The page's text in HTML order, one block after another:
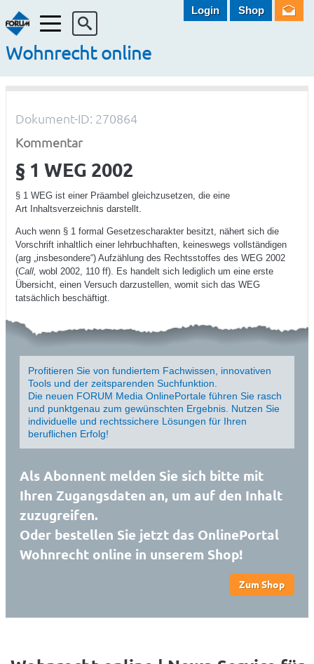
Menü
Wohnrecht online
Login Shop
Dokument-ID: 270864
Kommentar
§ 1 WEG 2002
§ 1 WEG ist einer Präambel gleichzusetzen, die eine
Art Inhaltsverzeichnis darstellt.
Auch wenn § 1 formal Gesetzescharakter besitzt, nähert sich die
Vorschrift inhaltlich einer lehrbuchhaften, keineswegs vollständigen
(arg „insbesondere“) Aufzählung des Rechtsstoffes des WEG 2002
(Call, wobl 2002, 110 ff). Es handelt sich lediglich um eine erste
Übersicht, einen Versuch darzustellen, womit sich das WEG
tatsächlich beschäftigt.
Profitieren Sie von fundiertem Fachwissen, innovativen
Tools und der zeitsparenden Suchfunktion.
Die neuen FORUM Media OnlinePortale führen Sie rasch
und punktgenau zum gewünschten Ergebnis. Nutzen Sie
individuelle und rechtssichere Lösungen für Ihren
beruflichen Erfolg!
Als Abonnent melden Sie sich bitte mit
Ihren Zugangsdaten an, um auf den Inhalt
zuzugreifen.
Oder bestellen Sie jetzt das OnlinePortal
Wohnrecht online in unserem Shop!
Zum Shop